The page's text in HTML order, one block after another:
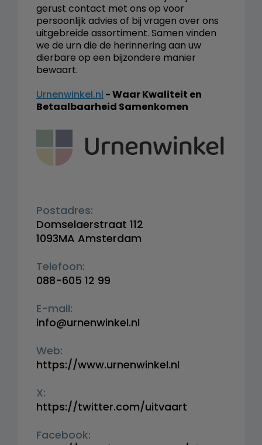
gerust contact met ons op voor
persoonlijk advies of bij vragen over ons
uitgebreide assortiment. Samen vinden
we de urn die de herinnering aan uw
dierbare op een bijzondere manier
bewaart.
Urnenwinkel.nl - Waar Kwaliteit en
Betaalbaarheid Samenkomen
Postadres:
Domselaerstraat 112
1093MA Amsterdam
Telefoon:
088-605 12 99
E-mail:
info@urnenwinkel.nl
Web:
https://www.urnenwinkel.nl
X:
https://twitter.com/uitvaart
Facebook: